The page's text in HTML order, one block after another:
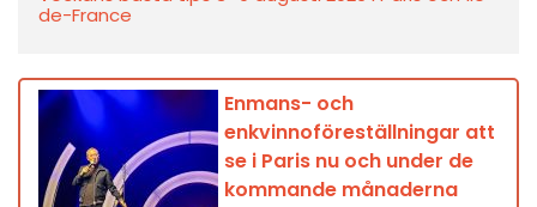
de-France
Enmans- och
enkvinnoföreställningar att
se i Paris nu och under de
kommande månaderna